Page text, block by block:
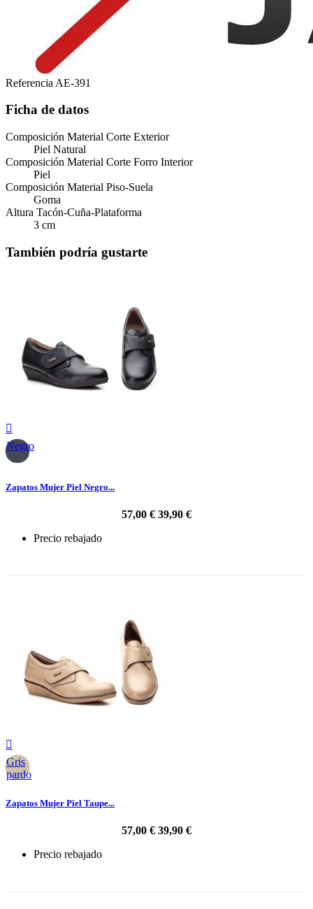
Referencia AE-391
Ficha de datos
Composición Material Corte Exterior
Piel Natural
Composición Material Corte Forro Interior
Piel
Composición Material Piso-Suela
Goma
Altura Tacón-Cuña-Plataforma
3 cm
También podría gustarte

Negro
Zapatos Mujer Piel Negro...
57,00 € 39,90 €
Precio rebajado

Gris
pardo
Zapatos Mujer Piel Taupe...
57,00 € 39,90 €
Precio rebajado